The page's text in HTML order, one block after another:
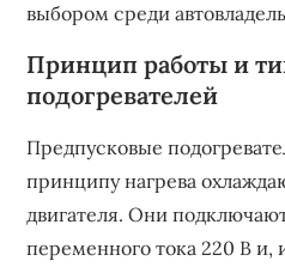
выбором среди
Принцип работы и
подогревателей
Предпусковые
принципу нагрева
двигателя. Они
переменного тока 220 В и,